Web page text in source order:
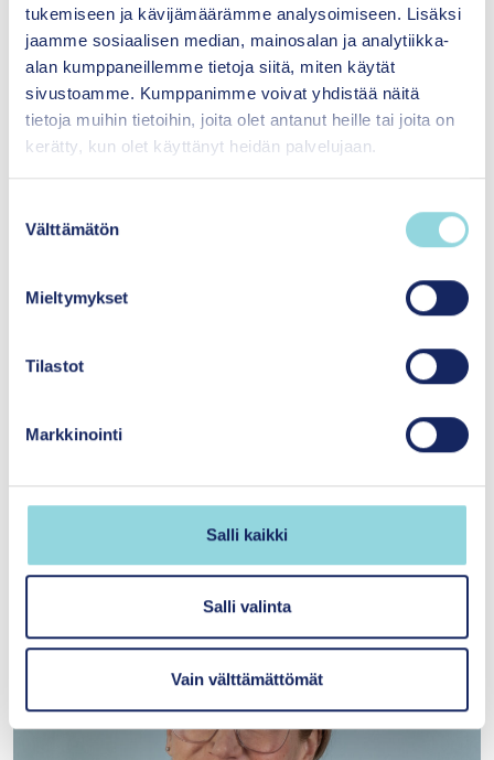
tukemiseen ja kävijämäärämme analysoimiseen. Lisäksi
jaamme sosiaalisen median, mainosalan ja analytiikka-
alan kumppaneillemme tietoja siitä, miten käytät
sivustoamme. Kumppanimme voivat yhdistää näitä
tietoja muihin tietoihin, joita olet antanut heille tai joita on
kerätty, kun olet käyttänyt heidän palvelujaan.
Välttämätön
Mieltymykset
Tilastot
Markkinointi
Salli kaikki
Salli valinta
Vain välttämättömät
Menetelmäpankistamme.
Menetelmäpankissa on toistaiseksi kahdella
eri asteikolla arvioituja menetelmiä. ​
Vuodesta 2022 lähtien vaikuttavuutta on
arvioitu asteikolla 1–5, tutkimuskirjallisuus
julkaistaan vertaisarvioituina
systemaattisina kirjallisuuskatsauksina. ​
Ennen vuotta 2022 tehdyt arviot ovat niin
sanottuja suppeita katsauksia ja ne on
Lue lisää Friends for life -menetelmästä ja tutustu
Lisätietoja